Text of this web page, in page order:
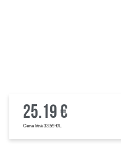
25.19 €
Cena litrā 33.59 €/L